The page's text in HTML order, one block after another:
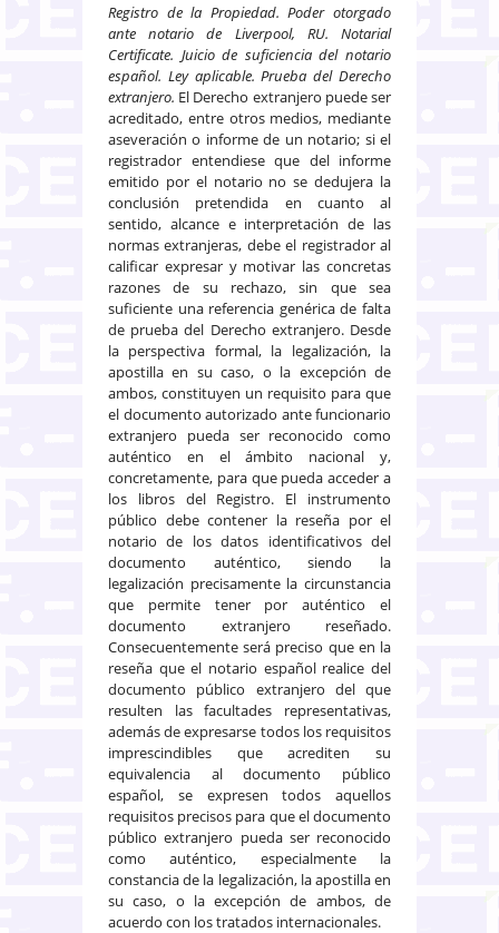
Registro de la Propiedad. Poder otorgado
ante notario de Liverpool, RU. Notarial
Certificate. Juicio de suficiencia del notario
español. Ley aplicable. Prueba del Derecho
extranjero. El Derecho extranjero puede ser
acreditado, entre otros medios, mediante
aseveración o informe de un notario; si el
registrador entendiese que del informe
emitido por el notario no se dedujera la
conclusión pretendida en cuanto al
sentido, alcance e interpretación de las
normas extranjeras, debe el registrador al
calificar expresar y motivar las concretas
razones de su rechazo, sin que sea
suficiente una referencia genérica de falta
de prueba del Derecho extranjero. Desde
la perspectiva formal, la legalización, la
apostilla en su caso, o la excepción de
ambos, constituyen un requisito para que
el documento autorizado ante funcionario
extranjero pueda ser reconocido como
auténtico en el ámbito nacional y,
concretamente, para que pueda acceder a
los libros del Registro. El instrumento
público debe contener la reseña por el
notario de los datos identificativos del
documento auténtico, siendo la
legalización precisamente la circunstancia
que permite tener por auténtico el
documento extranjero reseñado.
Consecuentemente será preciso que en la
reseña que el notario español realice del
documento público extranjero del que
resulten las facultades representativas,
además de expresarse todos los requisitos
imprescindibles que acrediten su
equivalencia al documento público
español, se expresen todos aquellos
requisitos precisos para que el documento
público extranjero pueda ser reconocido
como auténtico, especialmente la
constancia de la legalización, la apostilla en
su caso, o la excepción de ambos, de
acuerdo con los tratados internacionales.